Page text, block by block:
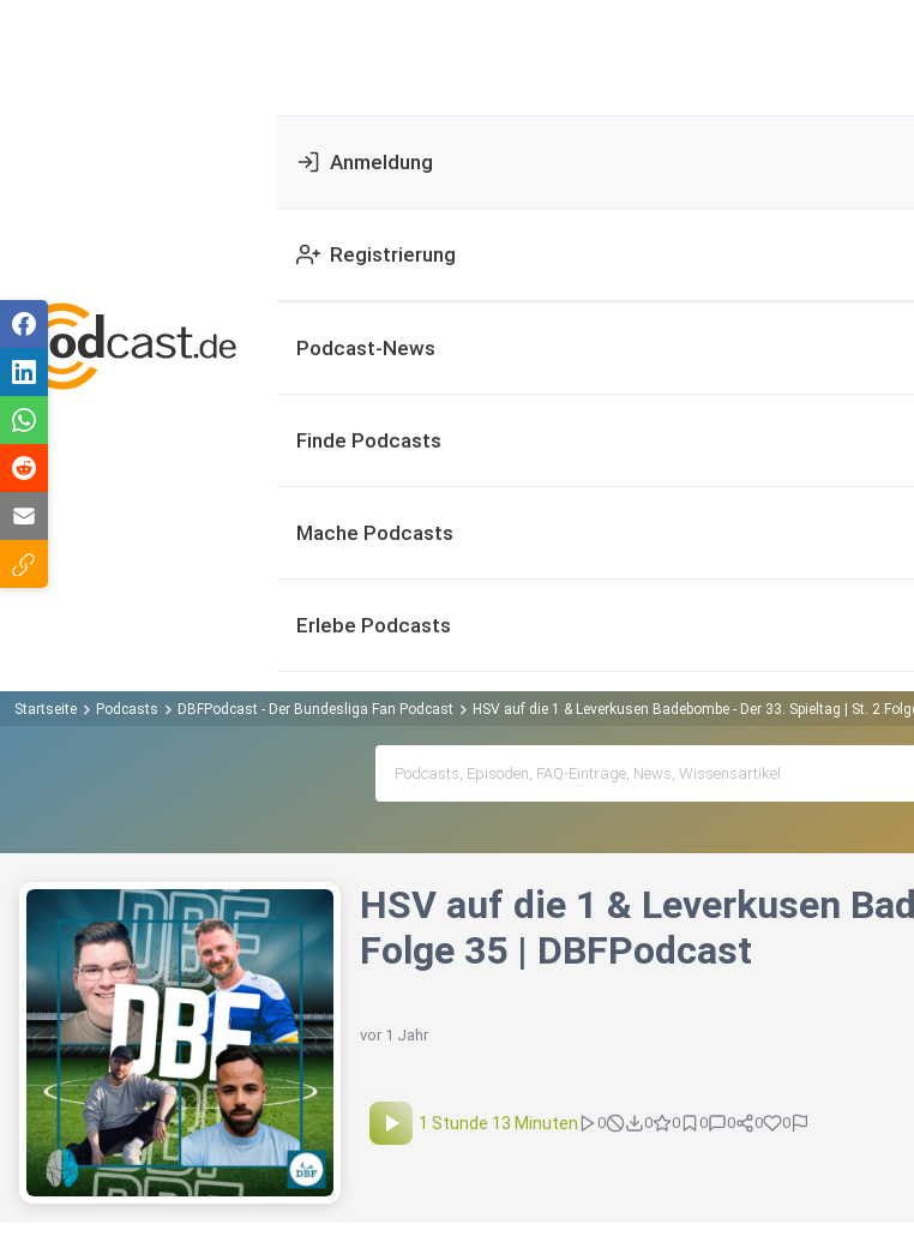
Anmeldung
Registrierung
Podcast-News
Finde Podcasts
Mache Podcasts
Erlebe Podcasts
Startseite Podcasts DBFPodcast - Der Bundesliga Fan Podcast HSV auf die 1 & Leverkusen Badebombe - Der 33. Spieltag | St. 2
HSV auf die 1 & Leverkusen
Folge 35 | DBFPodcast
vor 1 Jahr
1 Stunde 13 Minuten 0 0 0 0 0 0 0